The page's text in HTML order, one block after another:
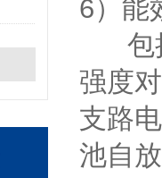
6）能
包括
强度
支路
池自